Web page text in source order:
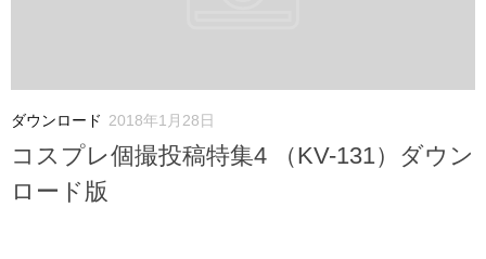
ダウンロード 2018年1月28日
コスプレ個撮投稿特集4 （KV-131）ダウン
ロード版